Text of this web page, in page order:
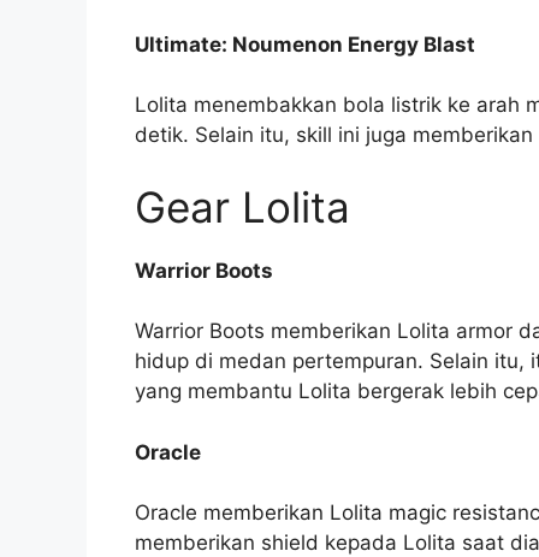
Ultimate: Noumenon Energy Blast
Lolita menembakkan bola listrik ke arah
detik. Selain itu, skill ini juga
Gear Lolita
Warrior Boots
Warrior Boots memberikan Lolita armor
hidup di medan pertempuran. Selain itu,
yang membantu Lolita bergerak lebih
Oracle
Oracle memberikan Lolita magic
memberikan shield kepada Lolita saat